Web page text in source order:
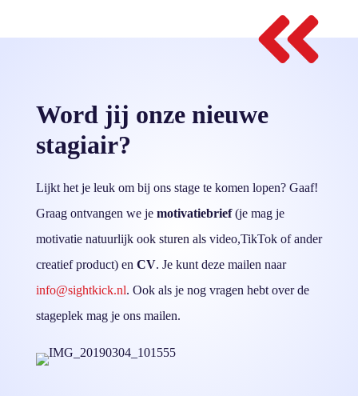

Word jij onze nieuwe
stagiair?
Lijkt het je leuk om bij ons stage te komen lopen? Gaaf!
Graag ontvangen we je motivatiebrief(je mag je
motivatie natuurlijk ook sturen als video,TikTok of ander
creatief product) en CV. Je kunt deze mailen naar
info@sightkick.nl. Ook als je nog vragen hebt over de
stageplek mag je ons mailen.